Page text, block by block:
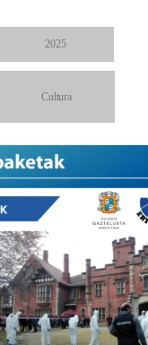
2025
Cultura